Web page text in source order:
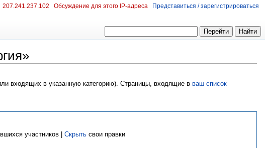
входящих в указанную категорию). Страницы, входящие в ваш список
участников | Скрытьсвои правки
207.241.237.102 Обсуждение для этого IP-адреса Представиться / зарегистрироваться